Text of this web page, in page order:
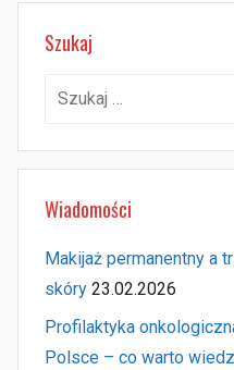
Szukaj
Szukaj:
Wiadomości
Makijaż permanentny a
skóry 23.02.2026
Profilaktyka
Polsce – co warto